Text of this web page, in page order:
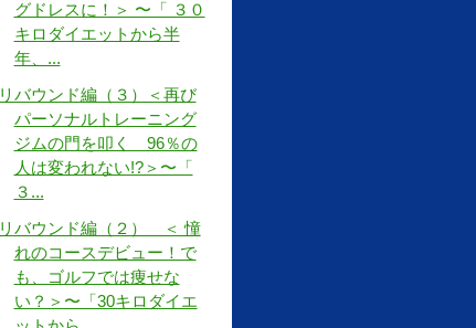
グドレスに！＞ 〜「 ３０
キロダイエットから半
年、...
リバウンド編（３）＜再び
パーソナルトレーニング
ジムの門を叩く 96％の
人は変われない!?＞〜「
３...
リバウンド編（２） ＜ 憧
れのコースデビュー！で
も、ゴルフでは痩せな
い？＞〜「30キロダイエ